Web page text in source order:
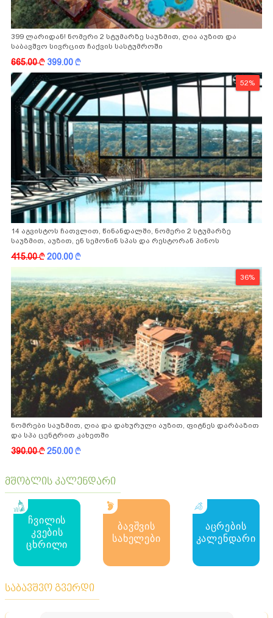
399 ლარიდან! ნომერი 2 სტუმარზე საუზმით, ღია აუზით და
საბავშვო სივრცით ჩაქვის სასტუმროში
665.00k 399.00k
52%
14 აგვისტოს ჩათვლით, წინანდალში, ნომერი 2 სტუმარზე
საუზმით, აუზით, ენ სემონინ სპას და რესტორან პინოს
ფასდაკლებით
415.00k200.00k
36%
ნომრები საუზმით, ღია და დახურული აუზით, ფიტნეს დარბაზით
და სპა ცენტრით კახეთში
390.00k250.00k
მშობლის კალენდარი
ჩვილის
კვების
ცხრილი
ბავშვის
სახელები
აცრების
კალენდარი
საბავშვო გვერდი